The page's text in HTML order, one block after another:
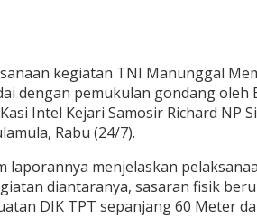
kegiatan TNI Manunggal
dengan pemukulan gondang oleh
Intel Kejari Samosir Richard NP
Rabu (24/7).
laporannya menjelaskan
diantaranya, sasaran fisik
DIK TPT sepanjang 60 Meter